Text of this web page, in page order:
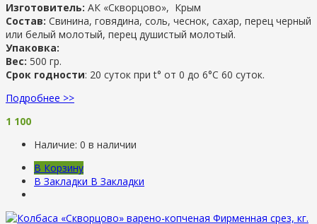
Изготовитель: АК «Скворцово», Крым
Состав: Свинина, говядина, соль, чеснок, сахар, перец черный
или белый молотый, перец душистый молотый.
Упаковка:
Вес: 500 гр.
Срок годности: 20 суток при t° от 0 до 6°С 60 суток.
Подробнее >>
1 100
Наличие: 0 в наличии
В Корзину
В Закладки В Закладки